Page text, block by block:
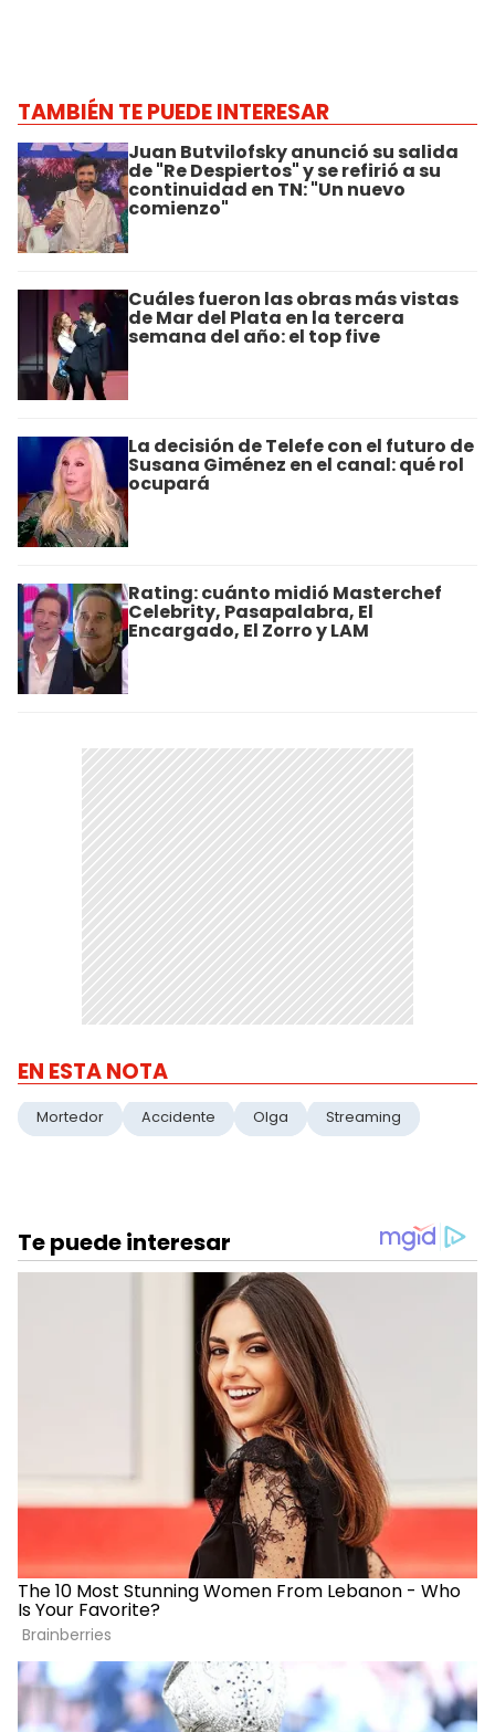
TAMBIÉN TE PUEDE INTERESAR
Juan Butvilofsky anunció su salida
de "Re Despiertos" y se refirió a su
continuidad en TN: "Un nuevo
comienzo"
Cuáles fueron las obras más vistas
de Mar del Plata en la tercera
semana del año: el top five
La decisión de Telefe con el futuro de
Susana Giménez en el canal: qué rol
ocupará
Rating: cuánto midió Masterchef
Celebrity, Pasapalabra, El
Encargado, El Zorro y LAM
EN ESTA NOTA
Mortedor Accidente Olga Streaming